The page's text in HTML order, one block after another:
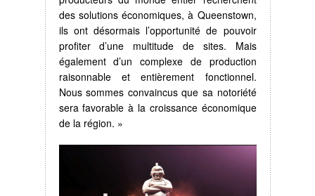
des solutions économiques, à Queenstown,
ils ont désormais l’opportunité de pouvoir
profiter d’une multitude de sites. Mais
également d’un complexe de production
raisonnable et entièrement fonctionnel.
Nous sommes convaincus que sa notoriété
sera favorable à la croissance économique
de la région. »